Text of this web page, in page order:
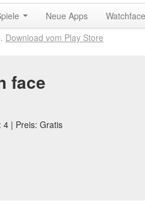
Neue Apps
Download vom Play Store
face
4 | Preis: Gratis